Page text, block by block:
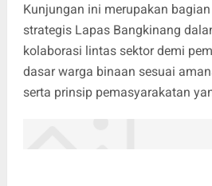
Kunjungan ini merupakan
strategis Lapas Bangkinang
kolaborasi lintas sektor demi
dasar warga binaan sesuai
serta prinsip pemasyarakatan